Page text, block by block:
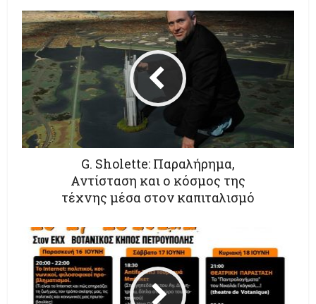
G. Sholette: Παραλήρημα,
Αντίσταση και ο κόσμος της
τέχνης μέσα στον καπιταλισμό